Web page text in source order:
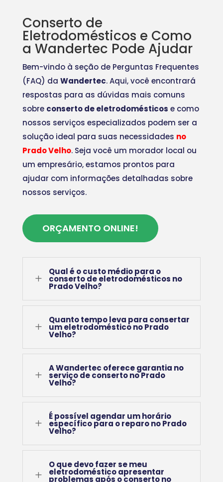
Conserto de
Eletrodomésticos e Como
a Wandertec Pode Ajudar
Bem-vindo à seção de Perguntas Frequentes
(FAQ) da Wandertec. Aqui, você encontrará
respostas para as dúvidas mais comuns
sobre conserto de eletrodomésticos e como
nossos serviços especializados podem ser a
solução ideal para suas necessidades no
Prado Velho. Seja você um morador local ou
um empresário, estamos prontos para
ajudar com informações detalhadas sobre
nossos serviços.
ORÇAMENTO ONLINE!
L
Qual é o custo médio para o
conserto de eletrodomésticos no
Prado Velho?
L
Quanto tempo leva para consertar
um eletrodoméstico no Prado
Velho?
L
A Wandertec oferece garantia no
serviço de conserto no Prado
Velho?
L
É possível agendar um horário
específico para o reparo no Prado
Velho?
L
O que devo fazer se meu
eletrodoméstico apresentar
problemas após o conserto no